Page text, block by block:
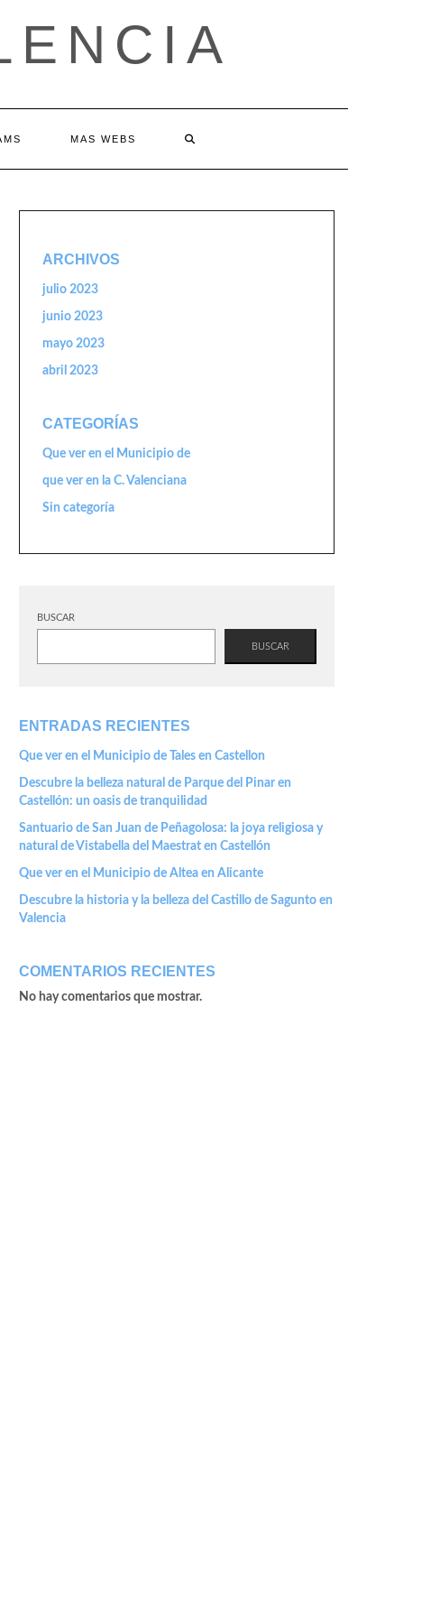
MAS WEBS
ARCHIVOS
julio 2023
junio 2023
mayo 2023
abril 2023
CATEGORÍAS
Que ver en el Municipio de
que ver en la C. Valenciana
Sin categoría
BUSCAR
BUSCAR
ENTRADAS RECIENTES
Que ver en el Municipio de Tales en Castellon
Descubre la belleza natural de Parque del Pinar en
Castellón: un oasis de tranquilidad
Santuario de San Juan de Peñagolosa: la joya religiosa y
natural de Vistabella del Maestrat en Castellón
Que ver en el Municipio de Altea en Alicante
Descubre la historia y la belleza del Castillo de Sagunto en
Valencia
COMENTARIOS RECIENTES
No hay comentarios que mostrar.